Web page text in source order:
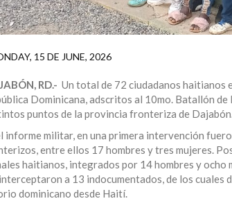
15 DE JUNE, 2026
RD.- Un total de 72 ciudadanos
Dominicana, adscritos al 10mo. Batallón
puntos de la provincia fronteriza de
informe militar, en una primera intervención
entre ellos 17 hombres y tres mujeres.
haitianos, integrados por 14 hombres y ocho
a 13 indocumentados, de los cuales
dominicano desde Haití.